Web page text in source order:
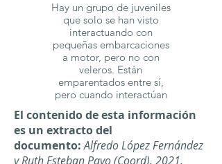
Hay un grupo de juveniles
que solo se han visto
interactuando con
pequeñas embarcaciones
a motor, pero no con
veleros. Están
emparentados entre sí,
pero cuando interactúan
adultos alrededor. Ellas
son GLADIS ISA-GI nacida
en 2020 y GLADIS
MATTEO-GM nacida en
El contenido de esta información
es un extracto del
documento: Alfredo López Fernández
y Ruth Esteban Pavo (Coord). 2021.